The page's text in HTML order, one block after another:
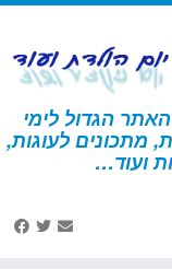
הגדול לימי
מתכונים לעוגות,
ועוד…